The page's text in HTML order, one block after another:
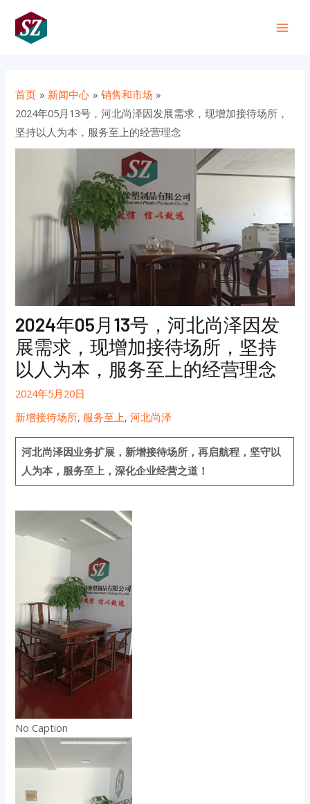
首页 新闻中心
销售和市场
2024年05月13号，河北尚泽因发展需求，现增加接待场所，
坚持以人为本，服务至上的经营理念
2024年05月13号，河北尚泽因发
展需求，现增加接待场所，坚持
以人为本，服务至上的经营理念
2024年5月20日
新增接待场所, 服务至上,河北尚泽
河北尚泽因业务扩展，新增接待场所，再启航程，坚守以
人为本，服务至上，深化企业经营之道！
No Caption
navigation